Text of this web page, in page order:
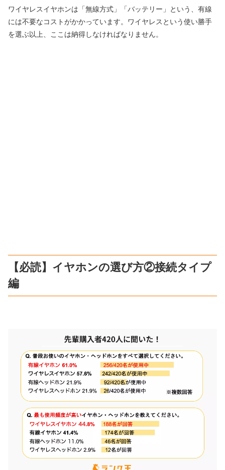
ワイヤレスイヤホンは「無線方式」「バッテリー」という、有線
には不要なコストがかかっています。ワイヤレスという使い勝手
を選ぶ以上、ここは納得しなければなりません。
【必読】イヤホンの選び方②接続タイプ
編